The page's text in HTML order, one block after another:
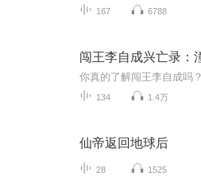
167 6788
134 1.4万
仙帝返回地球后
28 1525